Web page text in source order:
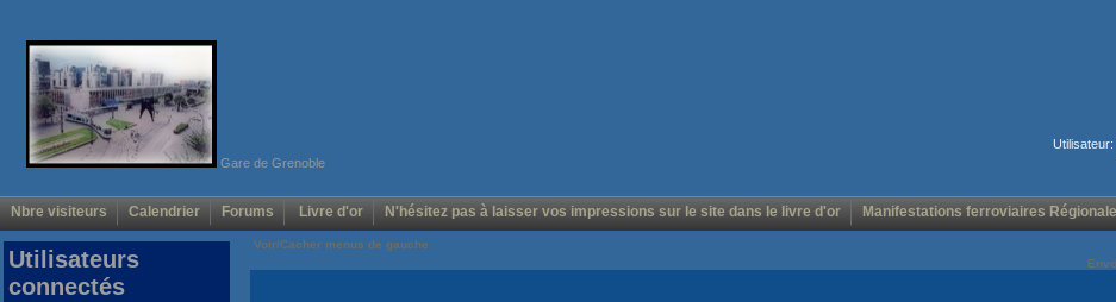
Gare de Grenoble
Utilisateur:
Nbre visiteurs Calendrier Forums Livre d'or N'hésitez pas à laisser vos impressions sur le site dans le livre d'or Manifestations ferroviaires
Voir/Cacher menus de gauche
Utilisateurs
connectés